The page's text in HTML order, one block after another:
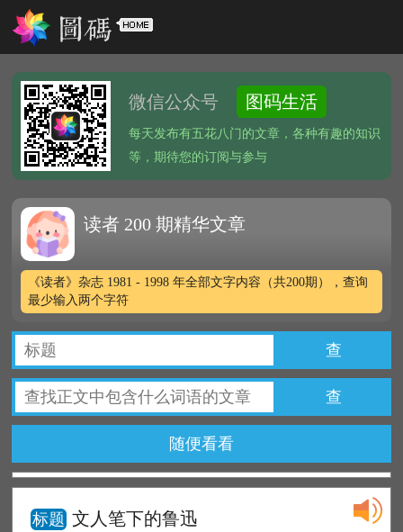
微信公众号 图码生活
每天发布有五花八门的文章，各种有趣的知识
等，期待您的订阅与参与
读者 200 期精华文章
《读者》杂志 1981 - 1998 年全部文字内容（共200期），查询
最少输入两个字符
查
查
随便看看
标题 文人笔下的鲁迅